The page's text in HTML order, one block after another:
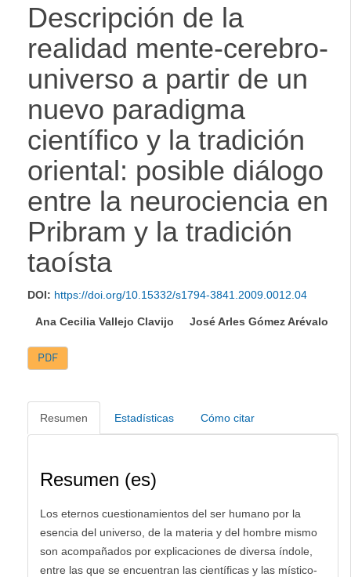
Descripción de la
realidad mente-cerebro-
universo a partir de un
nuevo paradigma
científico y la tradición
oriental: posible diálogo
entre la neurociencia en
Pribram y la tradición
taoísta
DOI: https://doi.org/10.15332/s1794-3841.2009.0012.04
Ana Cecilia Vallejo Clavijo José Arles Gómez Arévalo
PDF
Resumen Estadísticas Cómo citar
Resumen (es)
Los eternos cuestionamientos del ser humano por la
esencia del universo, de la materia y del hombre mismo
son acompañados por explicaciones de diversa índole,
entre las que se encuentran las científicas y las místico-